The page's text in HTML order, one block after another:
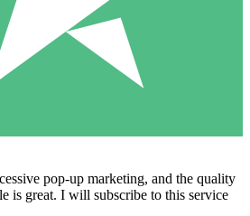
pop-up marketing, and the quality
is great. I will subscribe to this service